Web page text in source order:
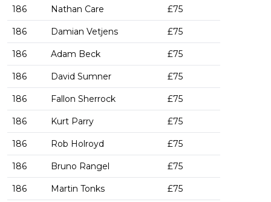
186 Nathan Care £75
186 Damian Vetjens £75
186 Adam Beck £75
186 David Sumner £75
186 Fallon Sherrock £75
186 Kurt Parry £75
186 Rob Holroyd £75
186 Bruno Rangel £75
186 Martin Tonks £75